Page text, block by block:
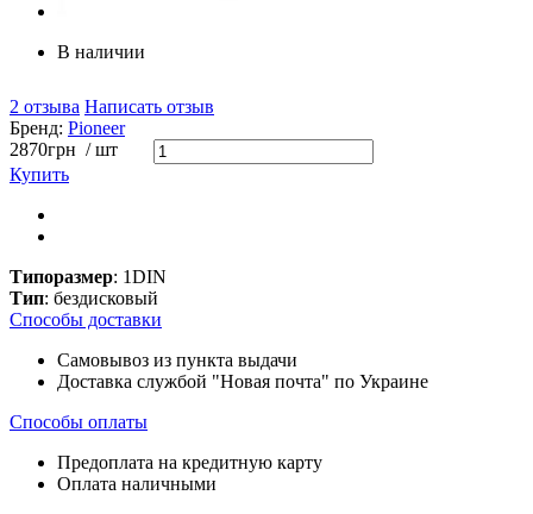
В наличии
2 отзыва Написать отзыв
Бренд: Pioneer
2870грн / шт
Купить
Типоразмер: 1DIN
Тип: бездисковый
Способы доставки
Самовывоз из пункта выдачи
Доставка службой "Новая почта" по Украине
Способы оплаты
Предоплата на кредитную карту
Оплата наличными